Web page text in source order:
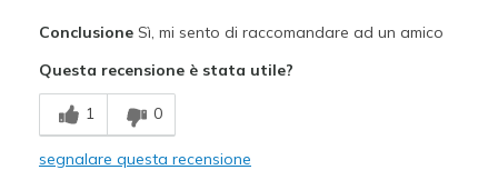
Comfortable
Durable
ConclusioneSì, mi sento di raccomandare ad un amico
Questa recensione è stata utile?
1 0
segnalare questa recensione